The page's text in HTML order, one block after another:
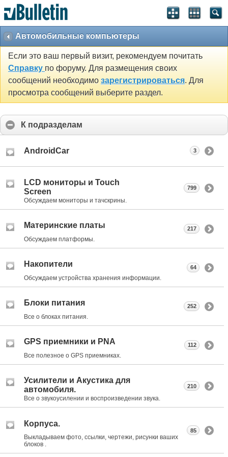
Автомобильные компьютеры
Если это ваш первый визит, рекомендуем почитать
Справку по форуму. Для размещения своих
сообщений необходимо зарегистрироваться. Для
просмотра сообщений выберите раздел.
К подразделам
AndroidCar 3
LCD мониторы и Touch
Screen
Обсуждаем мониторы и тачскрины.
799
Материнские платы
Обсуждаем платформы.
217
Накопители
Обсуждаем устройства хранения информации.
64
Блоки питания
Все о блоках питания.
252
GPS приемники и PNA
Все полезное о GPS приемниках.
112
Усилители и Акустика для
автомобиля.
Все о звукоусилении и воспроизведении звука.
210
Корпуса.
Выкладываем фото, ссылки, чертежи, рисунки ваших
блоков .
85